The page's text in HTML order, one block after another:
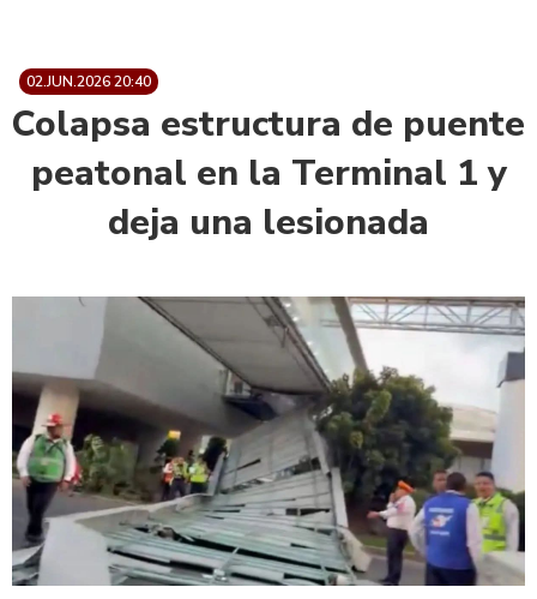
02.JUN.2026 20:40
Colapsa estructura de puente
peatonal en la Terminal 1 y
deja una lesionada